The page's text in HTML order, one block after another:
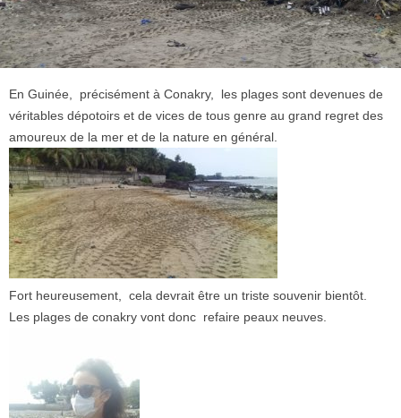
En Guinée, précisément à Conakry, les plages sont devenues de
véritables dépotoirs et de vices de tous genre au grand regret des
amoureux de la mer et de la nature en général.
Fort heureusement, cela devrait être un triste souvenir bientôt.
Les plages de conakry vont donc refaire peaux neuves.